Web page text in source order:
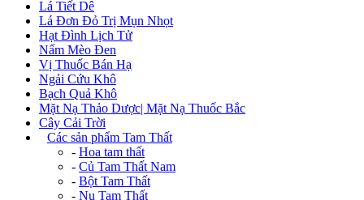
Lá Tiết Dê
Lá Đơn Đỏ Trị Mụn Nhọt
Hạt Đình Lịch Tử
Nấm Mèo Đen
Vị Thuốc Bán Hạ
Ngải Cứu Khô
Bạch Quả Khô
Mặt Nạ Thảo Dược| Mặt Nạ Thuốc Bắc
Cây Cải Trời
Các sản phẩm Tam Thất
- Hoa tam thất
- Củ Tam Thất Nam
- Bột Tam Thất
- Nụ Tam Thất